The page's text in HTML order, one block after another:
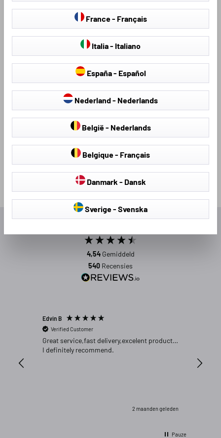
De vloermatten zijn getest en momenteel verkrijgbaar voor
de Jeep Renegade. De 4-delige set bestaat uit twee
vloermatten voor de voorkant en twee voor de voetenruimte
gaat, is er maar één naam: "Walser".
Sinds 1977 is Walser de juiste partner voor voertuigverzorging
voor alle gangbare voertuigmodellen. Dit omvat stoelhoezen,
vloermatten, rubberen matten en andere
verzorgingsproducten. Walser richt zich op kwaliteit en
service en staat daarvoor!
4,54 Gemiddeld
540 Recensies
Edvin B
Verified Customer
Great service,fast delivery,excelent product…
I definitely recommend.
2 maanden geleden
Pauze
France - Français
Italia - Italiano
España - Español
Nederland - Nederlands
België - Nederlands
Belgique - Français
Danmark - Dansk
Sverige - Svenska